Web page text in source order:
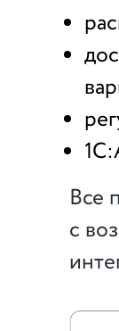
Все
с